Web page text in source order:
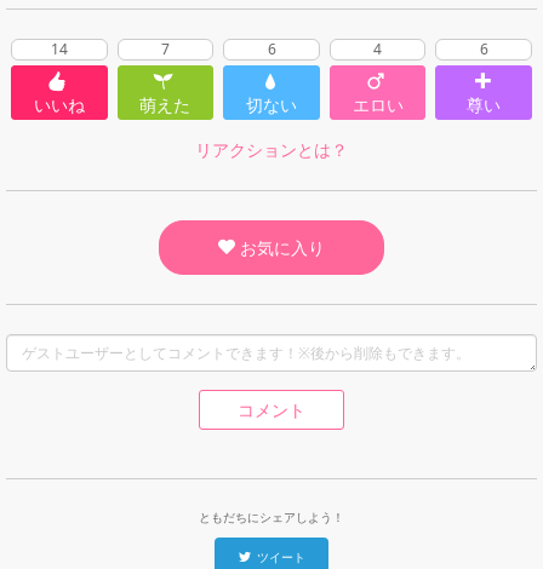
14
いいね
7
萌えた
6
切ない
4
エロい
6
尊い
リアクションとは？
お気に入り
コメント
ともだちにシェアしよう！
ツイート